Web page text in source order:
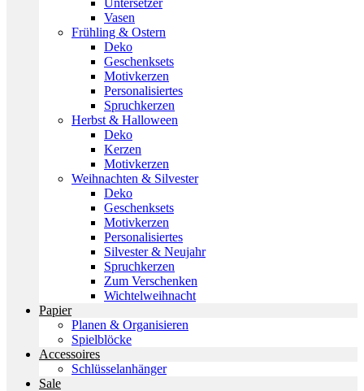
Untersetzer
Vasen
Frühling & Ostern
Deko
Geschenksets
Motivkerzen
Personalisiertes
Spruchkerzen
Herbst & Halloween
Deko
Kerzen
Motivkerzen
Weihnachten & Silvester
Deko
Geschenksets
Motivkerzen
Personalisiertes
Silvester & Neujahr
Spruchkerzen
Zum Verschenken
Wichtelweihnacht
Papier
Planen & Organisieren
Spielblöcke
Accessoires
Schlüsselanhänger
Sale